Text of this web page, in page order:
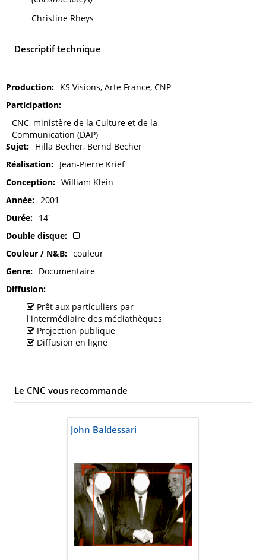
Christine Rheys
Descriptif technique
Production
KS Visions, Arte France, CNP
Participation
CNC, ministère de la Culture et de la
Communication (DAP)
Sujet
Hilla Becher, Bernd Becher
Réalisation
Jean-Pierre Krief
Conception
William Klein
Année
2001
Durée
14'
Double disque
Couleur / N&B
couleur
Genre
Documentaire
Diffusion
Prêt aux particuliers par
l'intermédiaire des médiathèques
Projection publique
Diffusion en ligne
Le CNC vous recommande
John Baldessari